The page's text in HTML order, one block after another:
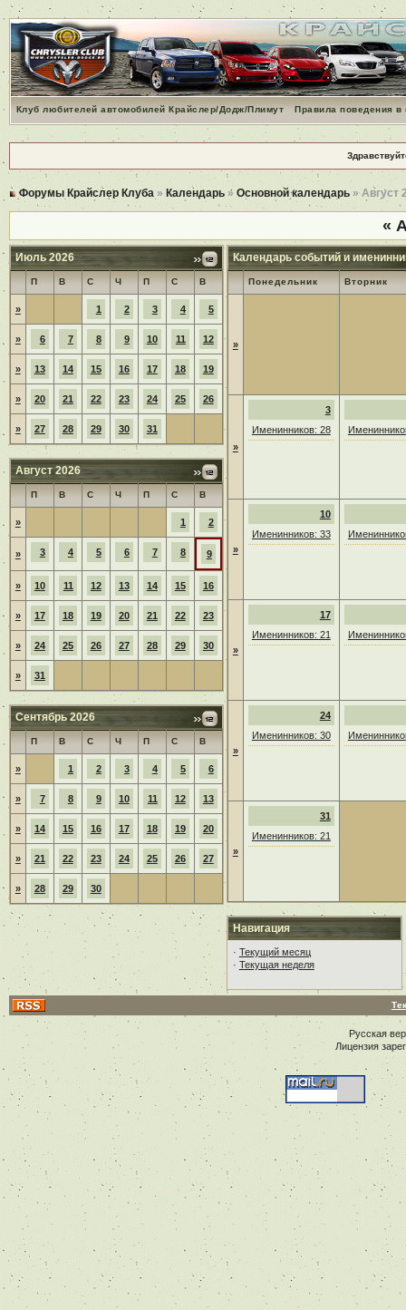
Клуб любителей автомобилей Крайслер/Додж/Плимут Правила поведения
Форумы Крайслер Клуба » Календарь» Основной календарь» Август
«
Июль 2026
П В С Ч П С В
» 1 2 3 4 5
» 6 7 8 9 10 11 12
» 13 14 15 16 17 18 19
» 20 21 22 23 24 25 26
» 27 28 29 30 31
Август 2026
П В С Ч П С В
» 1 2
» 3 4 5 6 7 8 9
» 10 11 12 13 14 15 16
» 17 18 19 20 21 22 23
» 24 25 26 27 28 29 30
» 31
Сентябрь 2026
П В С Ч П С В
» 1 2 3 4 5 6
» 7 8 9 10 11 12 13
» 14 15 16 17 18 19 20
» 21 22 23 24 25 26 27
» 28 29 30
Календарь событий и
Понедельник Вторник
»
»
3
Именинников: 28
»
10
Именинников: 33
»
17
Именинников: 21
»
24
Именинников: 30
»
31
Именинников: 21
Навигация
· Текущий месяц
· Текущая неделя
Русская
Лицензия